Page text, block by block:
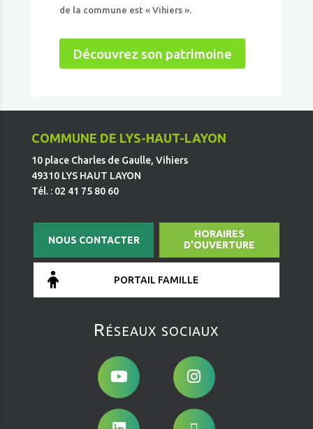
de la commune est « Vihiers ».
Découvrez son patrimoine
COMMUNE DE LYS-HAUT-LAYON
10 place Charles de Gaulle, Vihiers
49310 LYS HAUT LAYON
Tél. : 02 41 75 80 60
NOUS CONTACTER
HORAIRES
D'OUVERTURE
PORTAIL FAMILLE
Réseaux sociaux